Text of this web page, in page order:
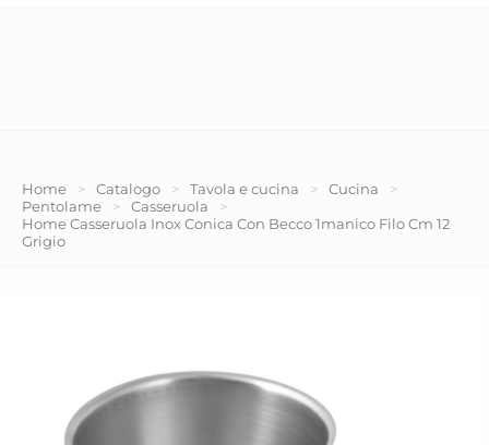
Home > Catalogo > Tavola e cucina > Cucina
>
Pentolame
> Casseruola
>
Home Casseruola Inox Conica Con Becco 1manico Filo Cm 12
Grigio